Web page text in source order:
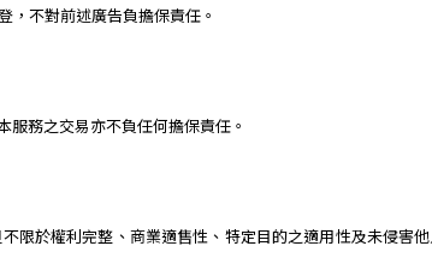
，不對前述廣告負擔保責任。
務之交易亦不負任何擔保責任。
於權利完整、商業適售性、特定目的之適用性及未侵害